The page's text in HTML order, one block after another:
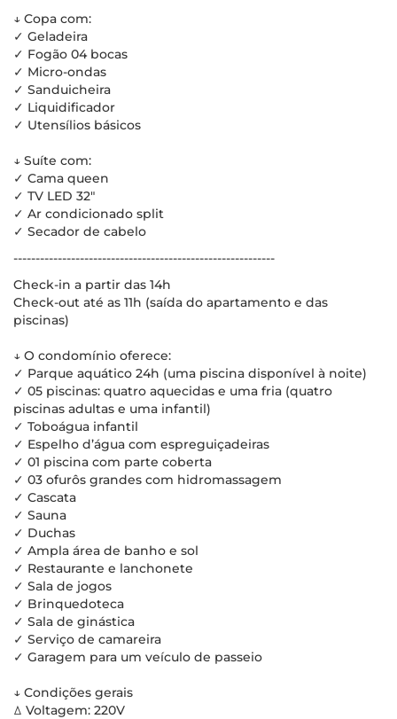
↓ Copa com:
✓ Geladeira
✓ Fogão 04 bocas
✓ Micro-ondas
✓ Sanduicheira
✓ Liquidificador
✓ Utensílios básicos
↓ Suíte com:
✓ Cama queen
✓ TV LED 32"
✓ Ar condicionado split
✓ Secador de cabelo
-----------------------------------------------------------
Check-in a partir das 14h
Check-out até as 11h (saída do apartamento e das
piscinas)
↓ O condomínio oferece:
✓ Parque aquático 24h (uma piscina disponível à noite)
✓ 05 piscinas: quatro aquecidas e uma fria (quatro
piscinas adultas e uma infantil)
✓ Toboágua infantil
✓ Espelho d’água com espreguiçadeiras
✓ 01 piscina com parte coberta
✓ 03 ofurôs grandes com hidromassagem
✓ Cascata
✓ Sauna
✓ Duchas
✓ Ampla área de banho e sol
✓ Restaurante e lanchonete
✓ Sala de jogos
✓ Brinquedoteca
✓ Sala de ginástica
✓ Serviço de camareira
✓ Garagem para um veículo de passeio
↓ Condições gerais
ꕔ Voltagem: 220V